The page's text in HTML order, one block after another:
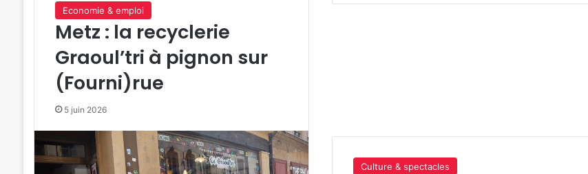
Economie & emploi
Metz : la recyclerie
Graoul’tri à pignon sur
(Fourni)rue
5 juin 2026
Culture & spectacles